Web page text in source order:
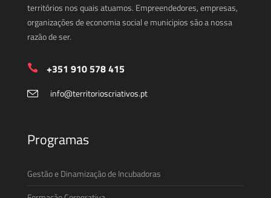
territórios nos quais atuamos. Empreendedores, empresas,
organizações de economia social e municipios são a nossa
razão de ser.
+351 910 578 415
info@territorioscriativos.pt
Programas
Gestão e Dinamização de Incubadoras